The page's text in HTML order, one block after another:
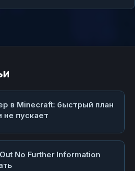
в Minecraft: быстрый план
не пускает
No Further Information